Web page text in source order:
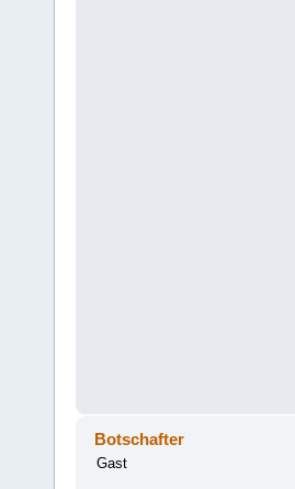
Botschafter
Gast